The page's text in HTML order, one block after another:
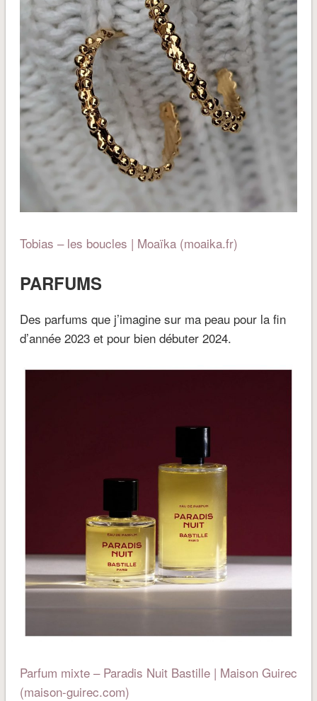
Tobias – les boucles | Moaïka (moaika.fr)
PARFUMS
Des parfums que j’imagine sur ma peau pour la fin
d’année 2023 et pour bien débuter 2024.
Parfum mixte – Paradis Nuit Bastille | Maison Guirec
(maison-guirec.com)